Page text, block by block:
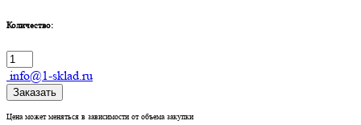
Количество:
info@1-sklad.ru
Заказать
Цена может меняться в зависимости от объема закупки